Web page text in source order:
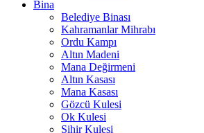
Bina
Belediye Binası
Kahramanlar Mihrabı
Ordu Kampı
Altın Madeni
Mana Değirmeni
Altın Kasası
Mana Kasası
Gözcü Kulesi
Ok Kulesi
Sihir Kulesi